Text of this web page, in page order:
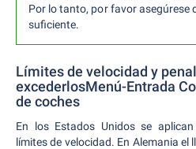
Por lo tanto, por favor asegúrese
suficiente.
Límites de velocidad y
excederlosMenú-Entrada
de coches
En los Estados Unidos se
límites de velocidad. En Alemania el